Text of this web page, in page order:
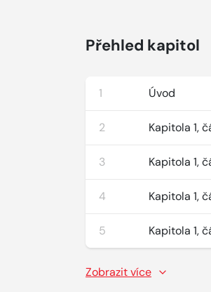
Přehled kapitol
1 Úvod
2 Kapitola 1,
3 Kapitola 1,
4 Kapitola 1,
5 Kapitola 1,
Zobrazit více